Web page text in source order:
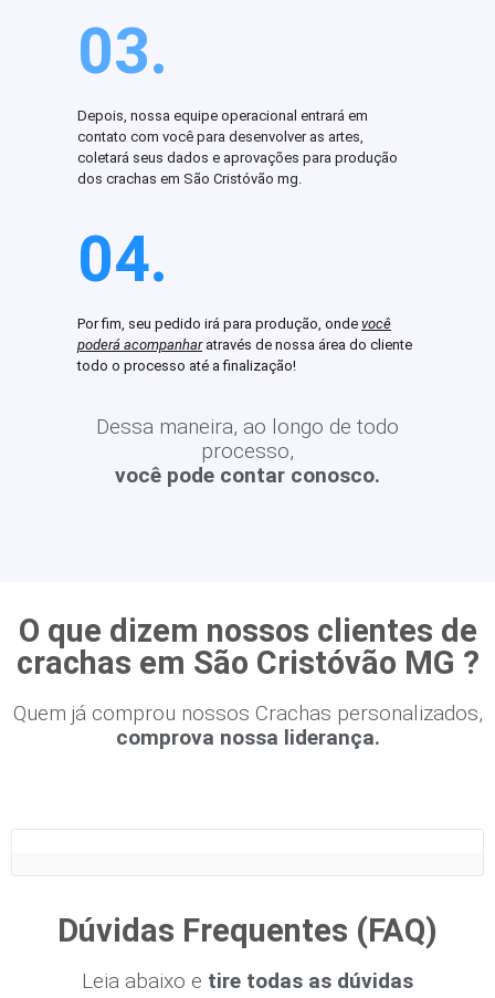
03.
Depois, nossa equipe operacional entrará em
contato com você para desenvolver as artes,
coletará seus dados e aprovações para produção
dos crachas em São Cristóvão mg.
04.
Por fim, seu pedido irá para produção, onde você
poderá acompanharatravés de nossa área do cliente
todo o processo até a finalização!
Dessa maneira, ao longo de todo
processo,
você pode contar conosco.
O que dizem nossos clientes de
crachas em São Cristóvão MG ?
Quem já comprou nossos Crachas personalizados,
comprova nossa liderança.
Dúvidas Frequentes (FAQ)
Leia abaixo e tire todas as dúvidas